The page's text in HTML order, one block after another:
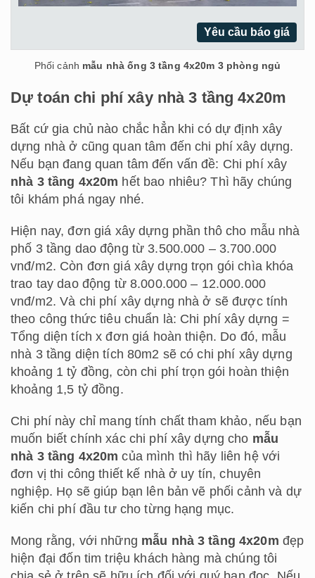
Yêu cầu báo giá
Phối cảnh mẫu nhà ống 3 tầng 4x20m 3 phòng ngủ
Dự toán chi phí xây nhà 3 tầng 4x20m
Bất cứ gia chủ nào chắc hẳn khi có dự định xây
dựng nhà ở cũng quan tâm đến chi phí xây dựng.
Nếu bạn đang quan tâm đến vấn đề: Chi phí xây
nhà 3 tầng 4x20m hết bao nhiêu? Thì hãy chúng
tôi khám phá ngay nhé.
Hiện nay, đơn giá xây dựng phần thô cho mẫu nhà
phố 3 tầng dao động từ 3.500.000 – 3.700.000
vnđ/m2. Còn đơn giá xây dựng trọn gói chìa khóa
trao tay dao động từ 8.000.000 – 12.000.000
vnđ/m2. Và chi phí xây dựng nhà ở sẽ được tính
theo công thức tiêu chuẩn là: Chi phí xây dựng =
Tổng diện tích x đơn giá hoàn thiện. Do đó, mẫu
nhà 3 tầng diện tích 80m2 sẽ có chi phí xây dựng
khoảng 1 tỷ đồng, còn chi phí trọn gói hoàn thiện
khoảng 1,5 tỷ đồng.
Chi phí này chỉ mang tính chất tham khảo, nếu bạn
muốn biết chính xác chi phí xây dựng cho mẫu
nhà 3 tầng 4x20m của mình thì hãy liên hệ với
đơn vị thi công thiết kế nhà ở uy tín, chuyên
nghiệp. Họ sẽ giúp bạn lên bản vẽ phối cảnh và dự
kiến chi phí đầu tư cho từng hạng mục.
Mong rằng, với những mẫu nhà 3 tầng 4x20m đẹp
hiện đại đốn tim triệu khách hàng mà chúng tôi